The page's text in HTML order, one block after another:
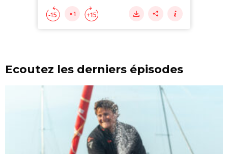
Ecoutez les derniers épisodes